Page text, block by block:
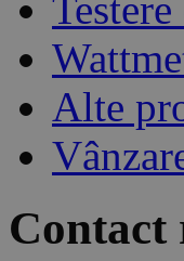
Alte
Contact